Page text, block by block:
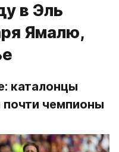
в Эль
Ямалю,
каталонцы
почти чемпионы